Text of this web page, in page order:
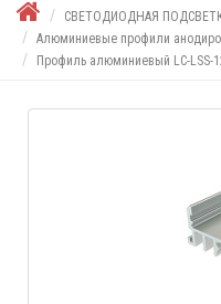
СВЕТОДИОДНАЯ
Алюминиевые профили
Профиль алюминиевый LC-LSS-